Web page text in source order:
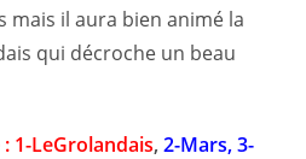
mais il aura bien animé la
qui décroche un beau
1-LeGrolandais, 2-Mars, 3-